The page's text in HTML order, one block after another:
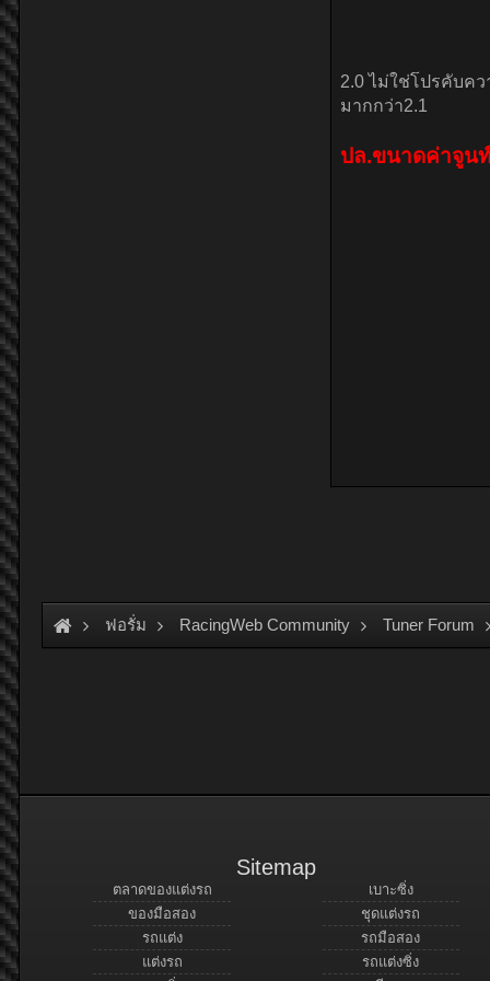
ฟอรั่ม RacingWeb Community Tuner Forum
Sitemap
ตลาดของแต่งรถ
ของมือสอง
รถแต่ง
แต่งรถ
เบาะซิ่ง
ชุดแต่งรถ
รถมือสอง
รถแต่งซิ่ง